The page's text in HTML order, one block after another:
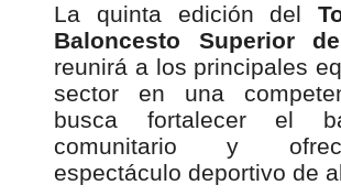
La quinta edición del
Baloncesto Superior
reunirá a los principales
sector en una
busca fortalecer el
comunitario y
espectáculo deportivo de